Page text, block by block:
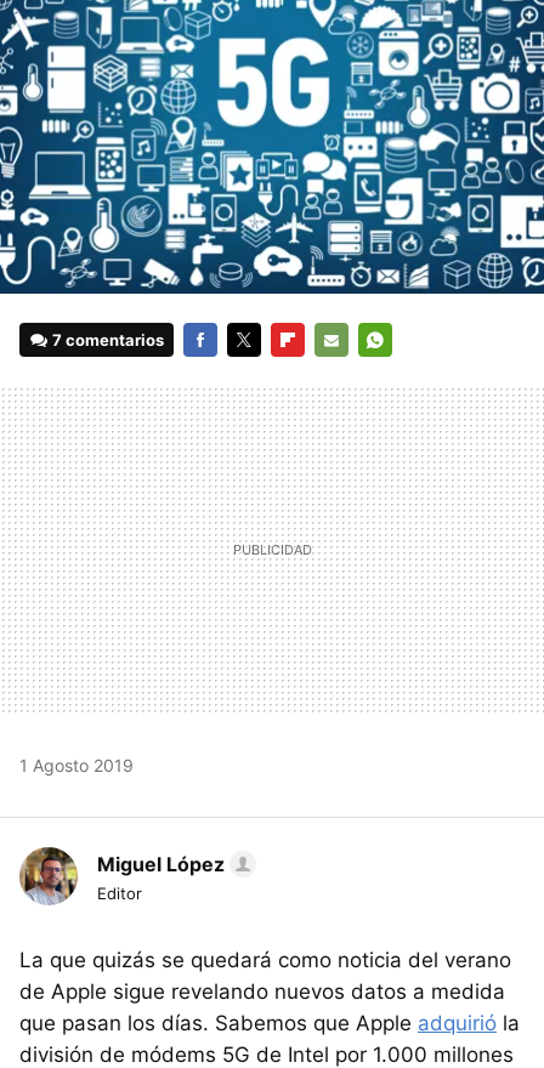
7 comentarios
MAIL
1 Agosto 2019
Miguel López
Editor
La que quizás se quedará como noticia del verano
de Apple sigue revelando nuevos datos a medida
que pasan los días. Sabemos que Apple adquirió la
división de módems 5G de Intel por 1.000 millones